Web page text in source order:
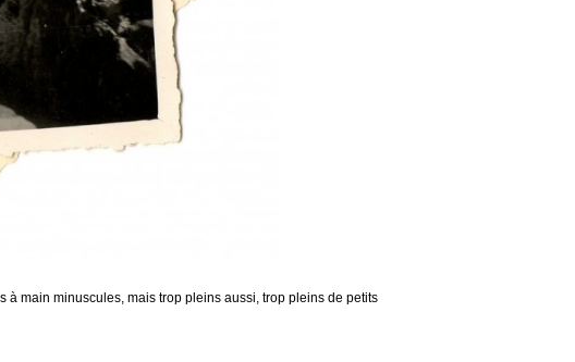
à main minuscules, mais trop pleins aussi, trop pleins de petits